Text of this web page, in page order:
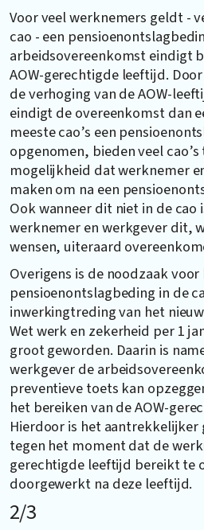
Voor veel werknemers geldt -
cao - een
arbeidsovereenkomst eindigt
AOW-gerechtigde leeftijd.
de verhoging van de AOW-
eindigt de overeenkomst dan
meeste cao’s een
opgenomen, bieden veel
mogelijkheid dat werknemer
maken om na een
Ook wanneer dit niet in de cao
werknemer en werkgever dit,
wensen, uiteraard
Overigens is de noodzaak
pensioenontslagbeding in de
inwerkingtreding van het
Wet werk en zekerheid per 1
groot geworden. Daarin is
werkgever de
preventieve toets kan
het bereiken van de AOW-
Hierdoor is het aantrekkelijker
tegen het moment dat de
gerechtigde leeftijd bereikt te
doorgewerkt na deze leeftijd.
2/3